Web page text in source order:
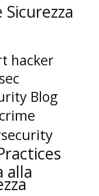
hacker
Blog
alla